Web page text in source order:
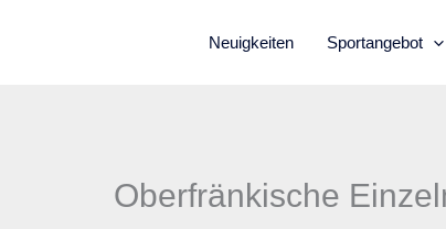
Neuigkeiten Sportangebot
Oberfränkische